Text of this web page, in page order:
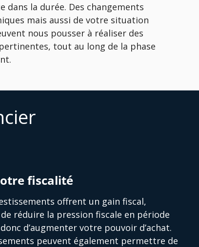
dans la durée. Des changements
mais aussi de votre situation
nous pousser à réaliser des
tout au long de la phase
fiscalité
offrent un gain fiscal,
réduire la pression fiscale en période
d’augmenter votre pouvoir d’achat.
peuvent également permettre de